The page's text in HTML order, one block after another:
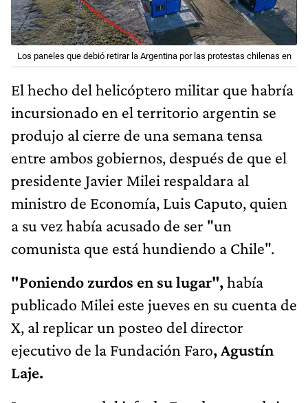
Los paneles que debió retirar la Argentina por las protestas chilenas en
El hecho del helicóptero militar que habría
incursionado en el territorio argentin se
produjo al cierre de una semana tensa
entre ambos gobiernos, después de que el
presidente Javier Milei respaldara al
ministro de Economía, Luis Caputo, quien
a su vez había acusado de ser "un
comunista que está hundiendo a Chile".
"Poniendo zurdos en su lugar",había
publicado Milei este jueves en su cuenta de
X, al replicar un posteo del director
ejecutivo de la Fundación Faro, Agustín
Laje.